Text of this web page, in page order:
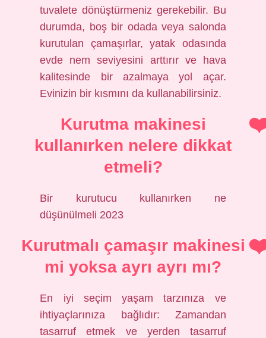
tuvalete dönüştürmeniz gerekebilir. Bu
durumda, boş bir odada veya salonda
kurutulan çamaşırlar, yatak odasında
evde nem seviyesini arttırır ve hava
kalitesinde bir azalmaya yol açar.
Evinizin bir kısmını da kullanabilirsiniz.
Kurutma makinesi
kullanırken nelere dikkat
etmeli?
Bir kurutucu kullanırken ne
düşünülmeli 2023
Kurutmalı çamaşır makinesi
mi yoksa ayrı ayrı mı?
En iyi seçim yaşam tarzınıza ve
ihtiyaçlarınıza bağlıdır: Zamandan
tasarruf etmek ve yerden tasarruf